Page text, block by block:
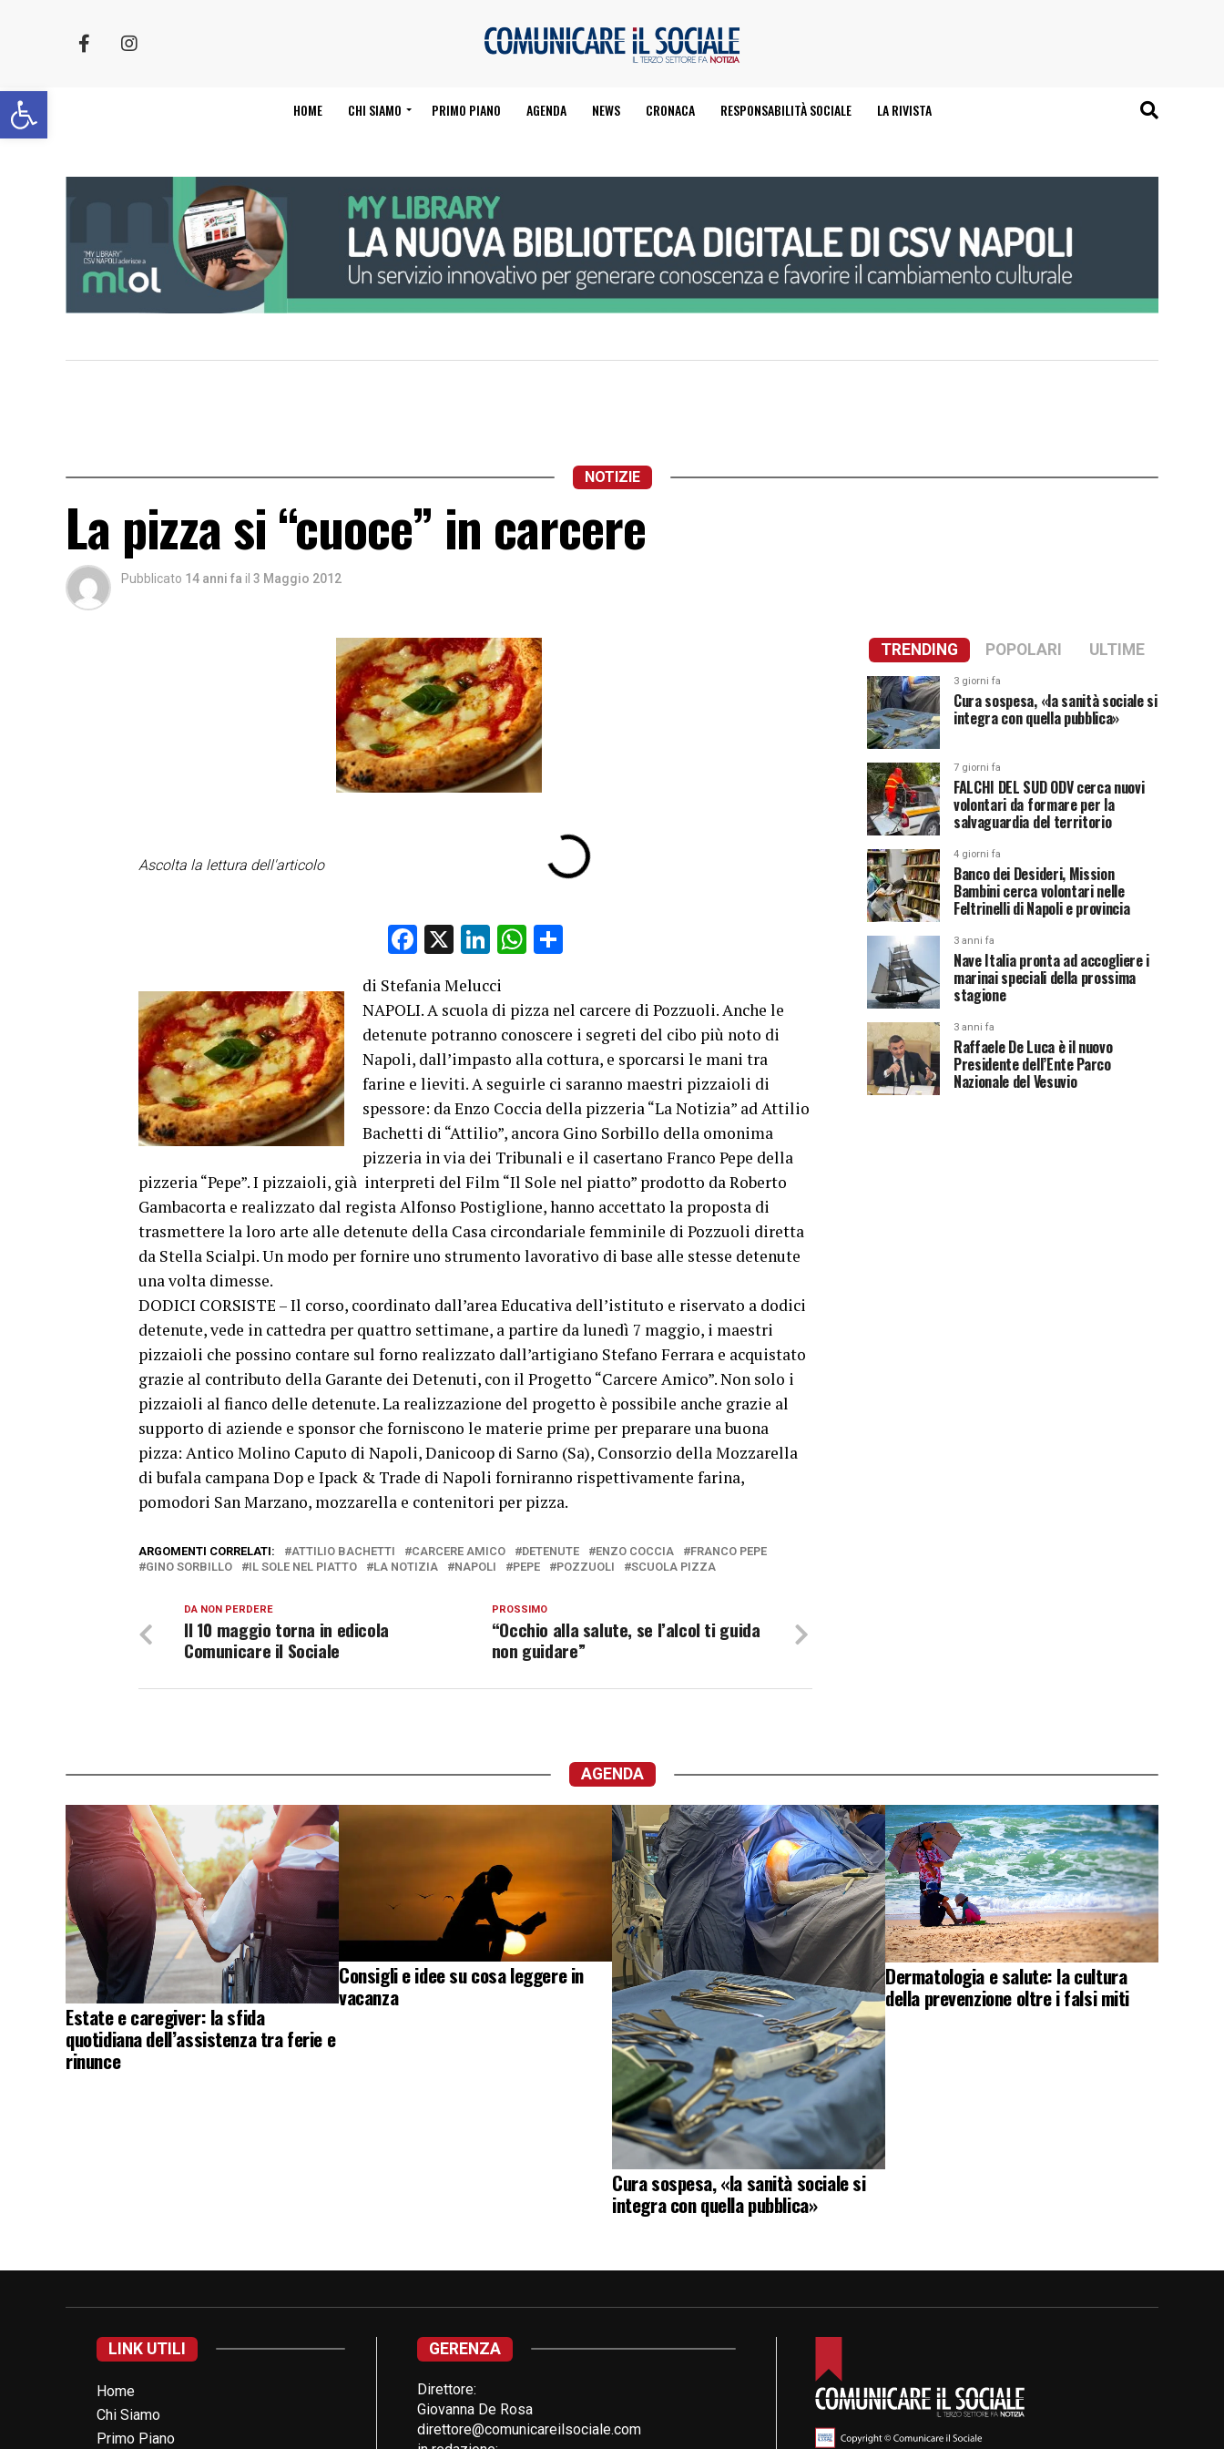
Apri la barra degli strumenti HOME CHI SIAMO PRIMO PIANO AGENDA NEWS CRONACA RESPONSABILITÀ SOCIALE LA RIVISTA
NOTIZIE
La pizza si “cuoce” in carcere
Pubblicato 14 anni fa il 3 Maggio 2012
Ascolta la lettura dell'articolo
Facebook
X LinkedIn
WhatsApp
di Stefania Melucci
NAPOLI. A scuola di pizza nel carcere di Pozzuoli. Anche le
detenute potranno conoscere i segreti del cibo più noto di
Napoli, dall’impasto alla cottura, e sporcarsi le mani tra
farine e lieviti. A seguirle ci saranno maestri pizzaioli di
spessore: da Enzo Coccia della pizzeria “La Notizia” ad Attilio
Bachetti di “Attilio”, ancora Gino Sorbillo della omonima
pizzeria in via dei Tribunali e il casertano Franco Pepe della
pizzeria “Pepe”. I pizzaioli, già interpreti del Film “Il Sole nel piatto” prodotto da Roberto
Gambacorta e realizzato dal regista Alfonso Postiglione, hanno accettato la proposta di
trasmettere la loro arte alle detenute della Casa circondariale femminile di Pozzuoli diretta
da Stella Scialpi. Un modo per fornire uno strumento lavorativo di base alle stesse detenute
una volta dimesse.
DODICI CORSISTE – Il corso, coordinato dall’area Educativa dell’istituto e riservato a dodici
detenute, vede in cattedra per quattro settimane, a partire da lunedì 7 maggio, i maestri
pizzaioli che possino contare sul forno realizzato dall’artigiano Stefano Ferrara e acquistato
grazie al contributo della Garante dei Detenuti, con il Progetto “Carcere Amico”. Non solo i
pizzaioli al fianco delle detenute. La realizzazione del progetto è possibile anche grazie al
supporto di aziende e sponsor che forniscono le materie prime per preparare una buona
pizza: Antico Molino Caputo di Napoli, Danicoop di Sarno (Sa), Consorzio della Mozzarella
di bufala campana Dop e Ipack & Trade di Napoli forniranno rispettivamente farina,
pomodori San Marzano, mozzarella e contenitori per pizza.
ARGOMENTI CORRELATI: ATTILIO BACHETTI CARCERE AMICO DETENUTE ENZO COCCIA
FRANCO PEPE
GINO SORBILLO
IL SOLE NEL PIATTO LA NOTIZIA NAPOLI PEPE POZZUOLI SCUOLA PIZZA
PROSSIMO
“Occhio alla salute, se l’alcol ti guida
non guidare”
DA NON PERDERE
Il 10 maggio torna in edicola
Comunicare il Sociale
TRENDING POPOLARI ULTIME
3 giorni fa
Cura sospesa, «la sanità sociale si
integra con quella pubblica»
7 giorni fa
FALCHI DEL SUD ODV cerca nuovi
volontari da formare per la
salvaguardia del territorio
4 giorni fa
Banco dei Desideri, Mission
Bambini cerca volontari nelle
Feltrinelli di Napoli e provincia
3 anni fa
Nave Italia pronta ad accogliere i
marinai speciali della prossima
stagione
3 anni fa
Raffaele De Luca è il nuovo
Presidente dell’Ente Parco
Nazionale del Vesuvio
AGENDA
Estate e caregiver: la sfida
quotidiana dell’assistenza tra ferie e
rinunce
Consigli e idee su cosa leggere in
vacanza
Cura sospesa, «la sanità sociale si
integra con quella pubblica»
Dermatologia e salute: la cultura
della prevenzione oltre i falsi miti
LINK UTILI
Home
Chi Siamo
Primo Piano
GERENZA
Direttore:
Giovanna De Rosa
direttore@comunicareilsociale.com